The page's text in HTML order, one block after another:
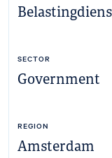
SECTOR
Government
REGION
Amsterdam